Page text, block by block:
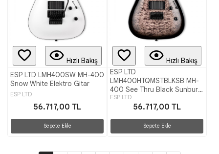
Hızlı Bakış
ESP LTD LMH400SW MH-400
Snow White Elektro Gitar
ESP LTD
56.717,00 TL
Sepete Ekle
Hızlı Bakış
ESP LTD
LMH400HTQMSTBLKSB MH-
400 See Thru Black Sunburst
Elektro Gitar
ESP LTD
56.717,00 TL
Sepete Ekle